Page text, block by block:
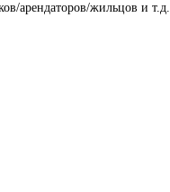
арендаторов/жильцов и т.д.